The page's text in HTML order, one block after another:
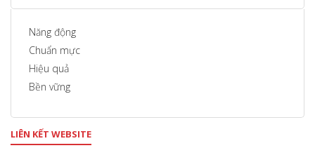
Năng động
Chuẩn mực
Hiệu quả
Bền vững
LIÊN KẾT WEBSITE